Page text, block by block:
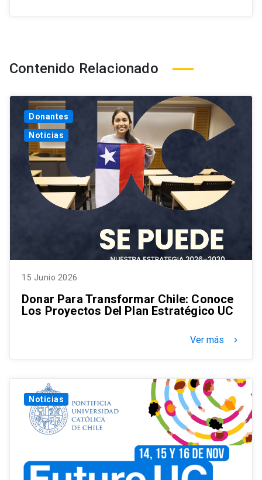
Contenido Relacionado
Donantes
Noticias
15 Junio 2026
Donar Para Transformar Chile: Conoce
Los Proyectos Del Plan Estratégico UC
Ver más keyboard_arrow_right
Noticias